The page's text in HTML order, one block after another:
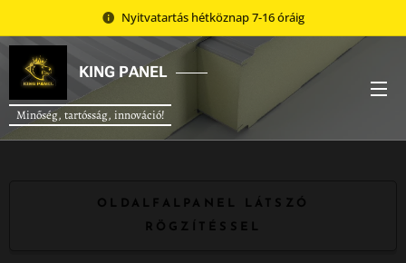
Nyitvatartás hétköznap 7-16 óráig
KING PANEL
Minőség, tartósság, innováció!
OLDALFALPANEL LÁTSZÓ
RÖGZÍTÉSSEL